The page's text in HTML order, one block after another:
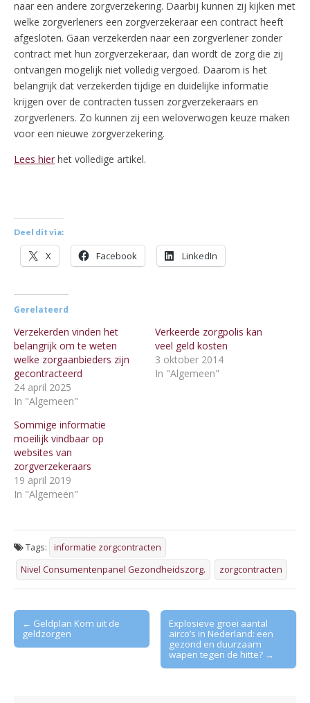
naar een andere zorgverzekering. Daarbij kunnen zij kijken met
welke zorgverleners een zorgverzekeraar een contract heeft
afgesloten. Gaan verzekerden naar een zorgverlener zonder
contract met hun zorgverzekeraar, dan wordt de zorg die zij
ontvangen mogelijk niet volledig vergoed. Daarom is het
belangrijk dat verzekerden tijdige en duidelijke informatie
krijgen over de contracten tussen zorgverzekeraars en
zorgverleners. Zo kunnen zij een weloverwogen keuze maken
voor een nieuwe zorgverzekering.
Lees hier het volledige artikel.
Deel dit via:
X Facebook LinkedIn
Gerelateerd
Verzekerden vinden het
belangrijk om te weten
welke zorgaanbieders zijn
gecontracteerd
24 april 2025
In "Algemeen"
Verkeerde zorgpolis kan
veel geld kosten
3 oktober 2014
In "Algemeen"
Sommige informatie
moeilijk vindbaar op
websites van
zorgverzekeraars
19 april 2019
In "Algemeen"
Tags:
informatie zorgcontracten
Nivel Consumentenpanel Gezondheidszorg.
zorgcontracten
Post
navigation
← Geldplan Kom uit de
geldzorgen
Explosieve groei aantal
airco’s in Nederland: een
gezond en duurzaam
wapen tegen de hitte? →